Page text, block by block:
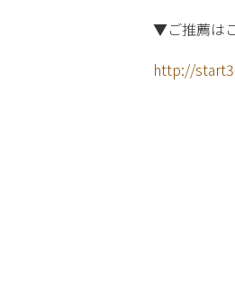
▼ご推薦は
http://